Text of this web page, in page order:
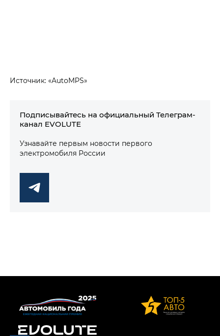
Источник: «AutoMPS»
Подписывайтесь на официальный Телеграм-
канал EVOLUTE
Узнавайте первым новости первого
электромобиля России